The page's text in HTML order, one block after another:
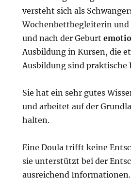
versteht sich als
Wochenbettbegleiterin
und nach der Geburt
Ausbildung in Kursen, die
Ausbildung sind praktische
Sie hat ein sehr gutes
und arbeitet auf der
halten.
Eine Doula trifft keine
sie unterstützt bei der
ausreichend Informationen.